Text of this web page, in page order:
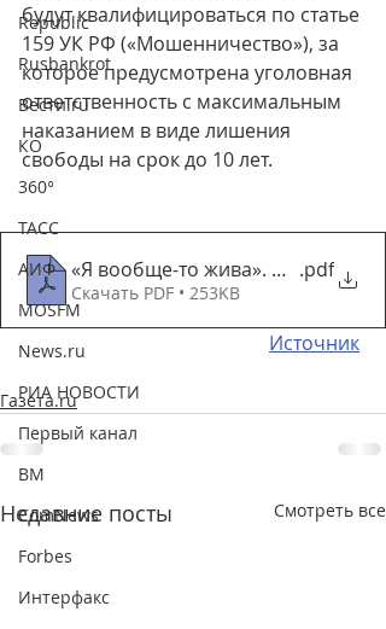
Republic
Rusbankrot
Вести.ru
КО
360°
ТАСС
АИФ
MOSFM
News.ru
РИА НОВОСТИ
Первый канал
ВМ
ComNews
Forbes
Интерфакс
будут квалифицироваться по статье
159 УК РФ («Мошенничество»), за
которое предусмотрена уголовная
ответственность с максимальным
наказанием в виде лишения
свободы на срок до 10 лет.
«Я вообще-то жива». Что.pdf
Скачать PDF • 253KB
Источник
Газета.ru
Недавние посты Смотреть все